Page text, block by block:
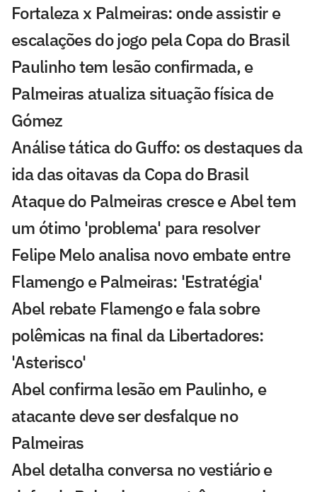
Fortaleza x Palmeiras: onde assistir e
escalações do jogo pela Copa do Brasil
Paulinho tem lesão confirmada, e
Palmeiras atualiza situação física de
Gómez
Análise tática do Guffo: os destaques da
ida das oitavas da Copa do Brasil
Ataque do Palmeiras cresce e Abel tem
um ótimo 'problema' para resolver
Felipe Melo analisa novo embate entre
Flamengo e Palmeiras: 'Estratégia'
Abel rebate Flamengo e fala sobre
polêmicas na final da Libertadores:
'Asterisco'
Abel confirma lesão em Paulinho, e
atacante deve ser desfalque no
Palmeiras
Abel detalha conversa no vestiário e